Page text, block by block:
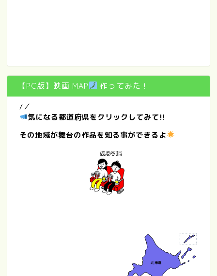
【PC版】映画 MAP 作ってみた！
/／
気になる都道府県をクリックしてみて!!
その地域が舞台の作品を知る事ができるよ
北海道